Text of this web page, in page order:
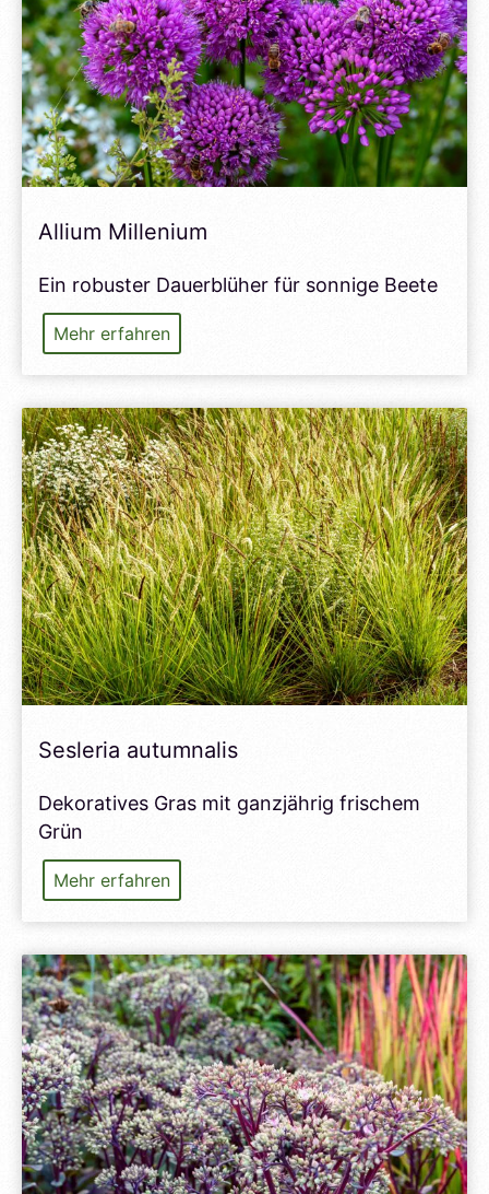
Allium Millenium
Ein robuster Dauerblüher für sonnige Beete
Mehr erfahrenAllium
Millenium
Sesleria autumnalis
Dekoratives Gras mit ganzjährig frischem
Grün
Mehr erfahrenSesleria
autumnalis